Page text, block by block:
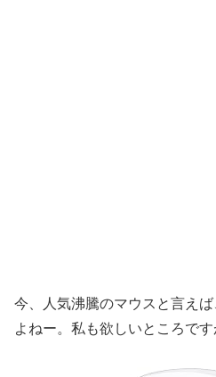
今、人気沸騰のマウスと言えば
よねー。私も欲しいところです